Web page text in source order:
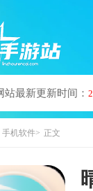
站最新更新时间：
手机软件 正文